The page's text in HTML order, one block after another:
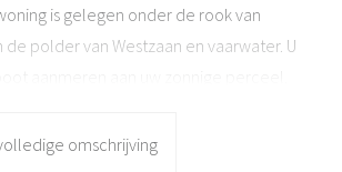
is gelegen onder de rook van
polder van Westzaan en vaarwater. U
u op de Zaan richting Amsterdam of
omschrijving